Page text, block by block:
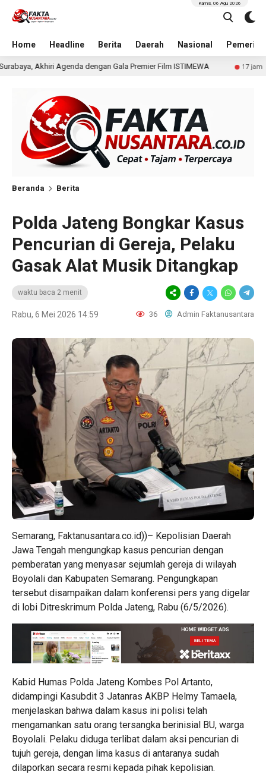
Home Headline Berita Daerah Nasional
Kamis, 06 Agu 2026
Gala Premier Film ISTIMEWA 17 jam lalu Wakili Danrem,
Beranda Berita
Polda Jateng Bongkar Kasus
Pencurian di Gereja, Pelaku
Gasak Alat Musik Ditangkap
waktu baca 2 menit
Rabu, 6 Mei 2026 14:59 36 Admin Faktanusantara
Semarang, Faktanusantara.co.id))– Kepolisian Daerah
Jawa Tengah mengungkap kasus pencurian dengan
pemberatan yang menyasar sejumlah gereja di wilayah
Boyolali dan Kabupaten Semarang. Pengungkapan
tersebut disampaikan dalam konferensi pers yang digelar
di lobi Ditreskrimum Polda Jateng, Rabu (6/5/2026).
Kabid Humas Polda Jateng Kombes Pol Artanto,
didampingi Kasubdit 3 Jatanras AKBP Helmy Tamaela,
menjelaskan bahwa dalam kasus ini polisi telah
mengamankan satu orang tersangka berinisial BU, warga
Boyolali. Pelaku diduga terlibat dalam aksi pencurian di
tujuh gereja, dengan lima kasus di antaranya sudah
dilaporkan secara resmi kepada pihak kepolisian.